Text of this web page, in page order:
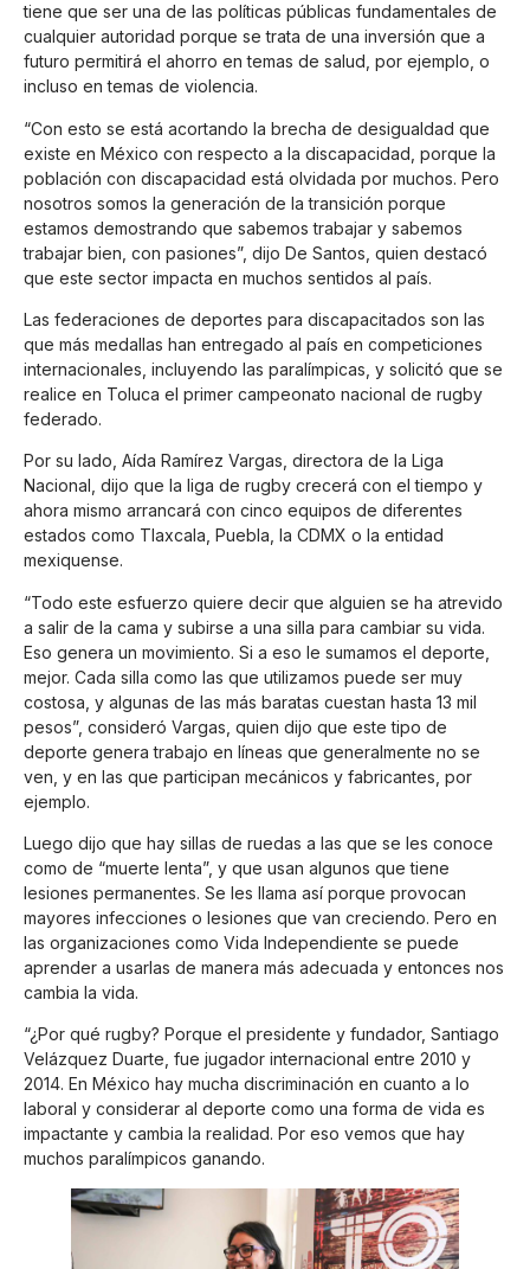
tiene que ser una de las políticas públicas fundamentales de
cualquier autoridad porque se trata de una inversión que a
futuro permitirá el ahorro en temas de salud, por ejemplo, o
incluso en temas de violencia.
“Con esto se está acortando la brecha de desigualdad que
existe en México con respecto a la discapacidad, porque la
población con discapacidad está olvidada por muchos. Pero
nosotros somos la generación de la transición porque
estamos demostrando que sabemos trabajar y sabemos
trabajar bien, con pasiones”, dijo De Santos, quien destacó
que este sector impacta en muchos sentidos al país.
Las federaciones de deportes para discapacitados son las
que más medallas han entregado al país en competiciones
internacionales, incluyendo las paralímpicas, y solicitó que se
realice en Toluca el primer campeonato nacional de rugby
federado.
Por su lado, Aída Ramírez Vargas, directora de la Liga
Nacional, dijo que la liga de rugby crecerá con el tiempo y
ahora mismo arrancará con cinco equipos de diferentes
estados como Tlaxcala, Puebla, la CDMX o la entidad
mexiquense.
“Todo este esfuerzo quiere decir que alguien se ha atrevido
a salir de la cama y subirse a una silla para cambiar su vida.
Eso genera un movimiento. Si a eso le sumamos el deporte,
mejor. Cada silla como las que utilizamos puede ser muy
costosa, y algunas de las más baratas cuestan hasta 13 mil
pesos”, consideró Vargas, quien dijo que este tipo de
deporte genera trabajo en líneas que generalmente no se
ven, y en las que participan mecánicos y fabricantes, por
ejemplo.
Luego dijo que hay sillas de ruedas a las que se les conoce
como de “muerte lenta”, y que usan algunos que tiene
lesiones permanentes. Se les llama así porque provocan
mayores infecciones o lesiones que van creciendo. Pero en
las organizaciones como Vida Independiente se puede
aprender a usarlas de manera más adecuada y entonces nos
cambia la vida.
“¿Por qué rugby? Porque el presidente y fundador, Santiago
Velázquez Duarte, fue jugador internacional entre 2010 y
2014. En México hay mucha discriminación en cuanto a lo
laboral y considerar al deporte como una forma de vida es
impactante y cambia la realidad. Por eso vemos que hay
muchos paralímpicos ganando.